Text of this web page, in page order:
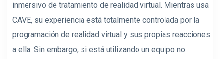
inmersivo de tratamiento de realidad virtual. Mientras usa
CAVE, su experiencia está totalmente controlada por la
programación de realidad virtual y sus propias reacciones
a ella. Sin embargo, si está utilizando un equipo no